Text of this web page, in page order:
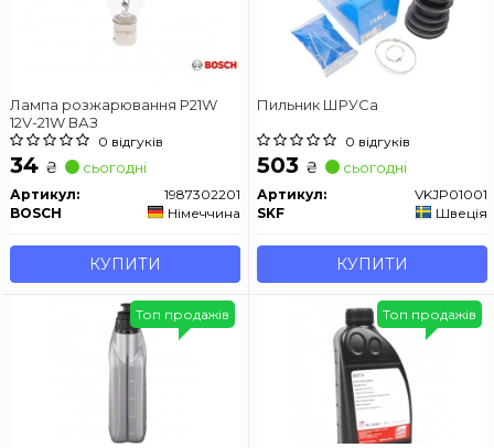
Лампа розжарювання P21W
12V-21W ВАЗ
0 відгуків
34 ₴ сьогодні
Артикул:
1987302201
BOSCH
Німеччина
КУПИТИ
Пильник ШРУСа
0 відгуків
503 ₴ сьогодні
Артикул:
VKJP01001
SKF
Швеція
КУПИТИ
Топ продажів Топ продажів